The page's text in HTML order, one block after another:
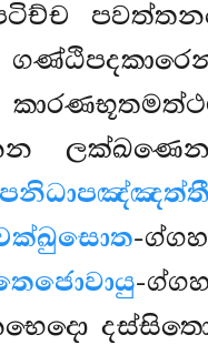
ලක්ඛණෙන
-
-